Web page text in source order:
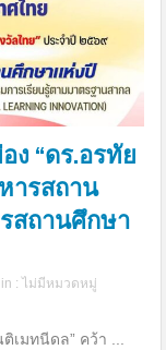
ง “ดร.อรทัย
ารสถาน
สถานศึกษา
in :ไม่มีหมวดหมู่
เมทนีดล” คว้า ...